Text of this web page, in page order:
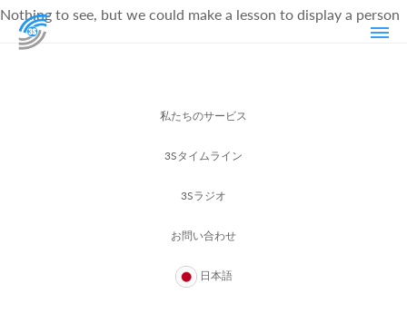
Nothing to see, but we could make a lesson to display a person
私たちのサービス
3Sタイムライン
3Sラジオ
お問い合わせ
日本語